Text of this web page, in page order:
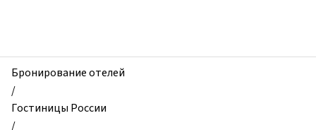
и
квартиры,
Квартира
"День
Бронирование отелей
/
Гостиницы России
/